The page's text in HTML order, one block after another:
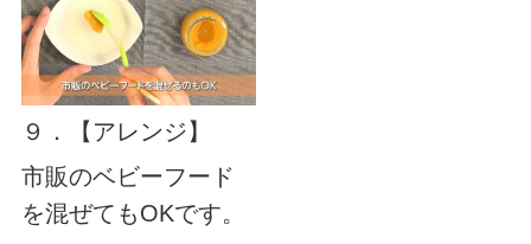
９．【アレンジ】
市販のベビーフード
を混ぜてもOKです。